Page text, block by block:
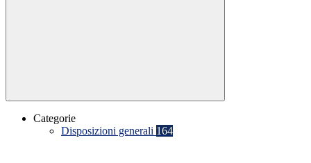
Categorie
Disposizioni generali 164